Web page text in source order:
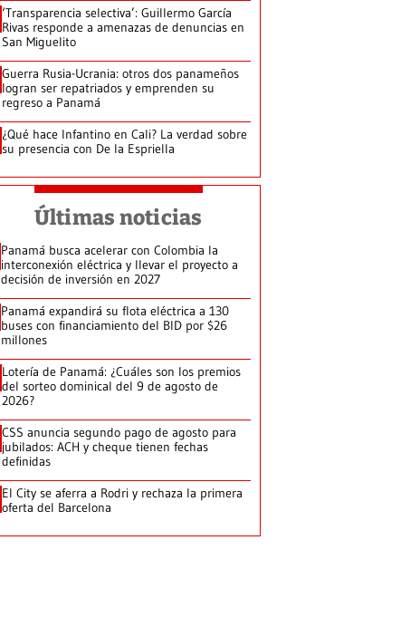
‘Transparencia selectiva’: Guillermo García
Rivas responde a amenazas de denuncias en
San Miguelito
Guerra Rusia-Ucrania: otros dos panameños
logran ser repatriados y emprenden su
regreso a Panamá
¿Qué hace Infantino en Cali? La verdad sobre
su presencia con De la Espriella
Últimas noticias
Panamá busca acelerar con Colombia la
interconexión eléctrica y llevar el proyecto a
decisión de inversión en 2027
Panamá expandirá su flota eléctrica a 130
buses con financiamiento del BID por $26
millones
Lotería de Panamá: ¿Cuáles son los premios
del sorteo dominical del 9 de agosto de
2026?
CSS anuncia segundo pago de agosto para
jubilados: ACH y cheque tienen fechas
definidas
El City se aferra a Rodri y rechaza la primera
oferta del Barcelona